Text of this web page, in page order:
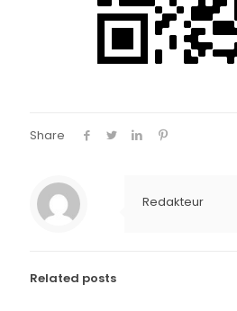
Share
Redakteur
Related posts